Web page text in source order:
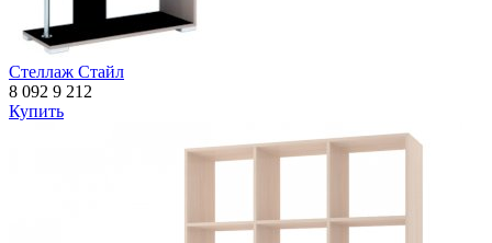
Стеллаж Стайл
8 092 9 212
Купить